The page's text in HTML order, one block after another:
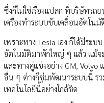
ซึ่งก็ไม่ใช่เรื่องแปลก ที่บริษัทรถ
เครื่องทำระบบขับเคลื่อนอัตโนมั
เพราะทาง Tesla เอง ก็ได้มีระ
อัตโนมัติมาพักใหญ่ ๆ แล้ว แม้จ
และทางคู่แข่งอย่าง GM, Volvo
อื่น ๆ ต่างก็ซุ่มพัฒนาระบบนี้ รว
เทคโนโลยีนี้อย่างใกล้ชิด